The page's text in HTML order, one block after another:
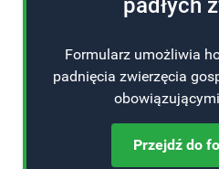
padłych
Formularz umożliwia
padnięcia zwierzęcia
Przejdź do